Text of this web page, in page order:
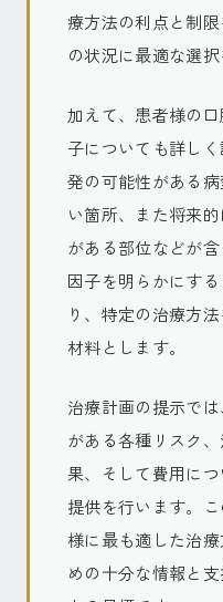
療方法の利点と制
の状況に最適な選
加えて、患者様の
子についても詳し
発の可能性がある
い箇所、また将来
がある部位などが
因子を明らかにす
り、特定の治療方
材料とします。
治療計画の提示で
がある各種リスク
果、そして費用に
提供を行います。
様に最も適した治
めの十分な情報と